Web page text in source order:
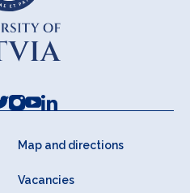
Map and directions
Vacancies